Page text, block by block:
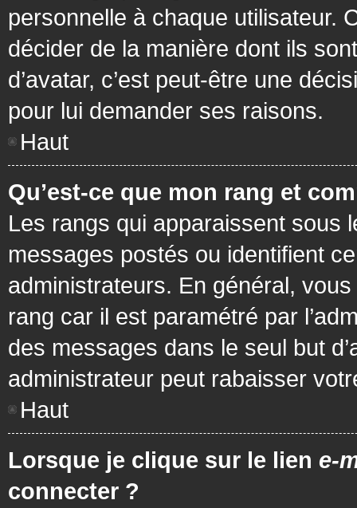
personnelle à chaque utilisateur.
décider de la manière dont ils
d’avatar, c’est peut-être une
pour lui demander ses raisons.
Haut
Qu’est-ce que mon rang et
Les rangs qui apparaissent sous
messages postés ou identifient
administrateurs. En général,
rang car il est paramétré par
des messages dans le seul but
administrateur peut rabaisser
Haut
Lorsque je clique sur le lien e-
connecter ?